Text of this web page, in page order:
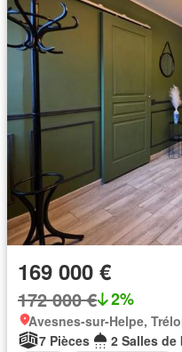
169 000 €
172 000 € 2%
Avesnes-sur-Helpe,
7 Pièces
2 Salles de